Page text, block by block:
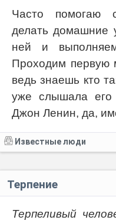
Часто помогаю
делать домашние
ней и
Проходим
ведь знаешь кто
уже слышала его
Джон Ленин, да,
Известные люди
Терпение
Терпеливый